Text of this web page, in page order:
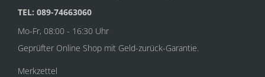
TEL: 089-74663060
Mo-Fr, 08:00 - 16:30 Uhr
Geprüfter Online Shop mit Geld-zurück-Garantie.
Merkzettel